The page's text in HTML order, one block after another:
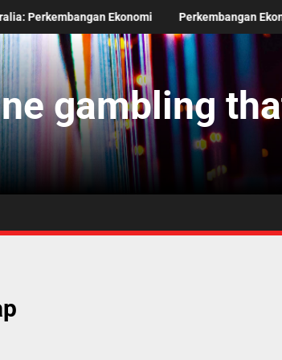
Ekonomi Perkembangan Ekonomi Afrika
gambling